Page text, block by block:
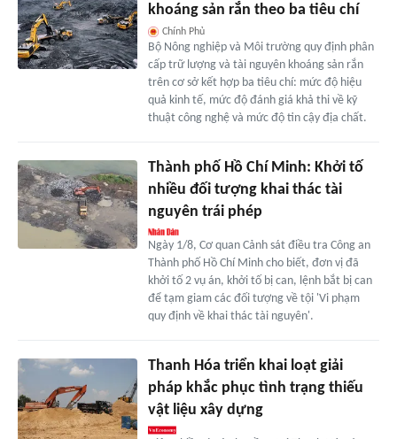
khoáng sản rắn theo ba tiêu chí
Chính Phủ
Bộ Nông nghiệp và Môi trường quy định phân
cấp trữ lượng và tài nguyên khoáng sản rắn
trên cơ sở kết hợp ba tiêu chí: mức độ hiệu
quả kinh tế, mức độ đánh giá khả thi về kỹ
thuật công nghệ và mức độ tin cậy địa chất.
Thành phố Hồ Chí Minh: Khởi tố
nhiều đối tượng khai thác tài
nguyên trái phép
Ngày 1/8, Cơ quan Cảnh sát điều tra Công an
Thành phố Hồ Chí Minh cho biết, đơn vị đã
khởi tố 2 vụ án, khởi tố bị can, lệnh bắt bị can
để tạm giam các đối tượng về tội 'Vi phạm
quy định về khai thác tài nguyên'.
Thanh Hóa triển khai loạt giải
pháp khắc phục tình trạng thiếu
vật liệu xây dựng